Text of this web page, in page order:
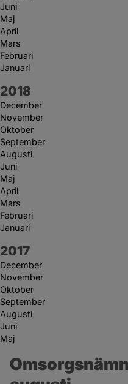
Juni
Maj
April
Mars
Februari
Januari
År:
2018
December
November
Oktober
September
Augusti
Juni
Maj
April
Mars
Februari
Januari
År:
2017
December
November
Oktober
September
Augusti
Juni
Maj